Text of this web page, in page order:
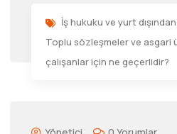
İş hukuku ve yurt
Toplu sözleşmeler ve asgari
çalışanlar için ne geçerlidir?